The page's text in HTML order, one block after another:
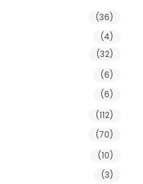
(36)
(4)
(32)
(6)
(6)
(112)
(70)
(10)
(3)